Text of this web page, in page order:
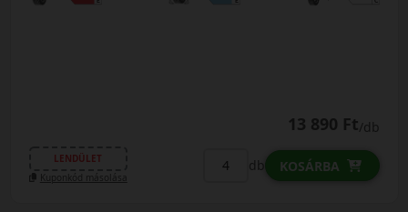
13 890 Ft/db
LENDÜLET
Kuponkód másolása
db KOSÁRBA